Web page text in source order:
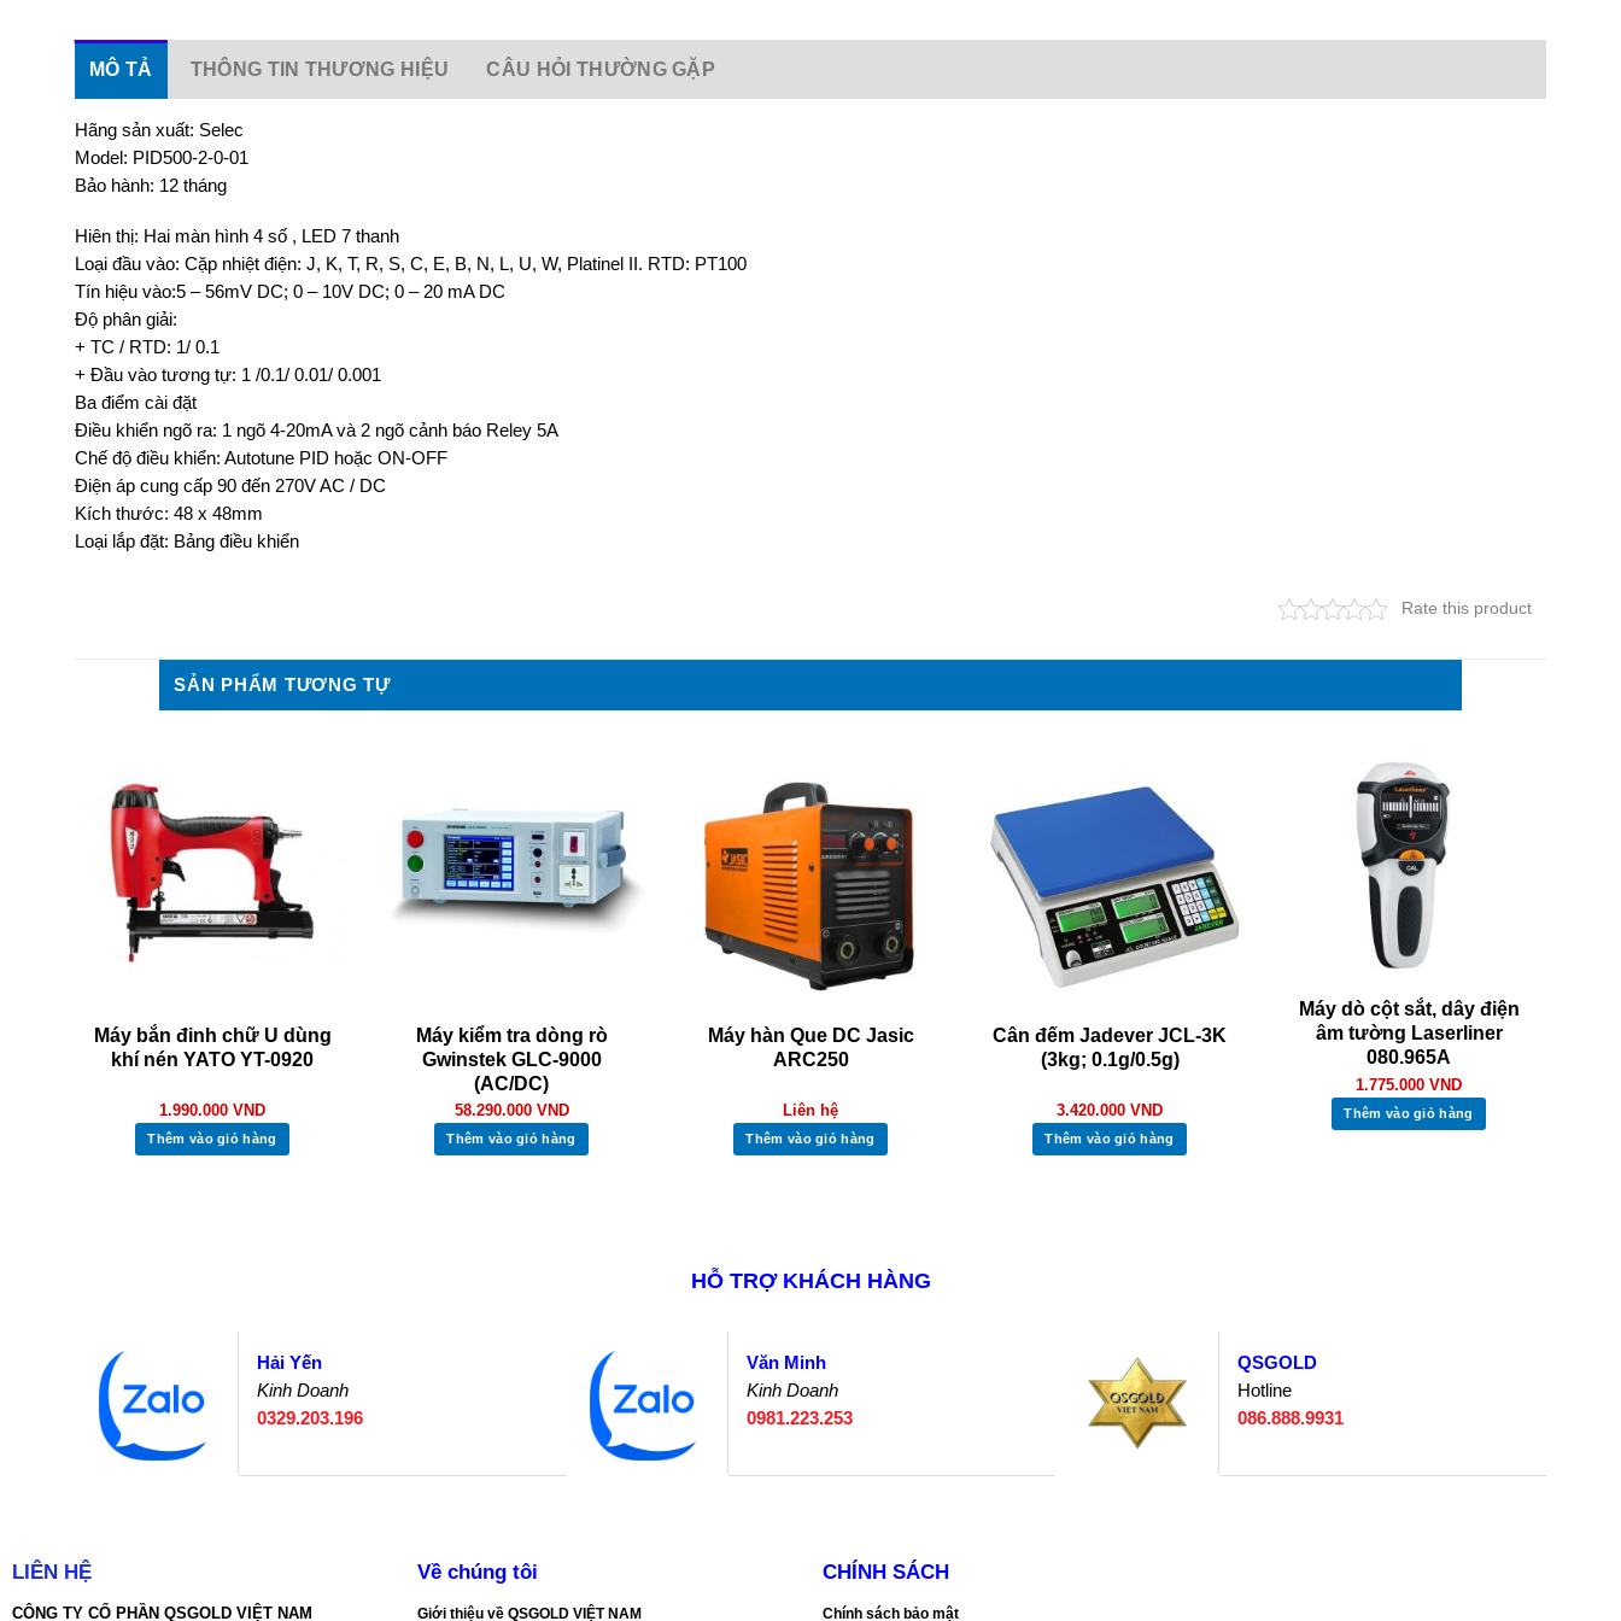
MÔ TẢ THÔNG TIN THƯƠNG HIỆU CÂU HỎI THƯỜNG GẶP
Hãng sản xuất: Selec
Model: PID500-2-0-01
Bảo hành: 12 tháng
Hiên thị: Hai màn hình 4 số , LED 7 thanh
Loại đầu vào: Cặp nhiệt điện: J, K, T, R, S, C, E, B, N, L, U, W, Platinel II. RTD: PT100
Tín hiệu vào:5 – 56mV DC; 0 – 10V DC; 0 – 20 mA DC
Độ phân giải:
+ TC / RTD: 1/ 0.1
+ Đầu vào tương tự: 1 /0.1/ 0.01/ 0.001
Ba điểm cài đặt
Điều khiển ngõ ra: 1 ngõ 4-20mA và 2 ngõ cảnh báo Reley 5A
Chế độ điều khiển: Autotune PID hoặc ON-OFF
Điện áp cung cấp 90 đến 270V AC / DC
Kích thước: 48 x 48mm
Loại lắp đặt: Bảng điều khiển
Rate this product
SẢN PHẨM TƯƠNG TỰ
Máy bắn đinh chữ U dùng
khí nén YATO YT-0920
1.990.000 VND
Thêm vào giỏ hàng
Máy kiểm tra dòng rò
Gwinstek GLC-9000
(AC/DC)
58.290.000 VND
Thêm vào giỏ hàng
Máy hàn Que DC Jasic
ARC250
Liên hệ
Thêm vào giỏ hàng
Cân đếm Jadever JCL-3K
(3kg; 0.1g/0.5g)
3.420.000 VND
Thêm vào giỏ hàng
Máy dò cột sắt, dây điện
âm tường Laserliner
080.965A
1.775.000 VND
Thêm vào giỏ hàng
HỖ TRỢ KHÁCH HÀNG
Hải Yến
Kinh Doanh
0329.203.196
Văn Minh
Kinh Doanh
0981.223.253
QSGOLD
Hotline
086.888.9931
LIÊN HỆ
CÔNG TY CỔ PHẦN QSGOLD VIỆT NAM
Về chúng tôi
Giới thiệu về QSGOLD VIỆT NAM
CHÍNH SÁCH
Chính sách bảo mật